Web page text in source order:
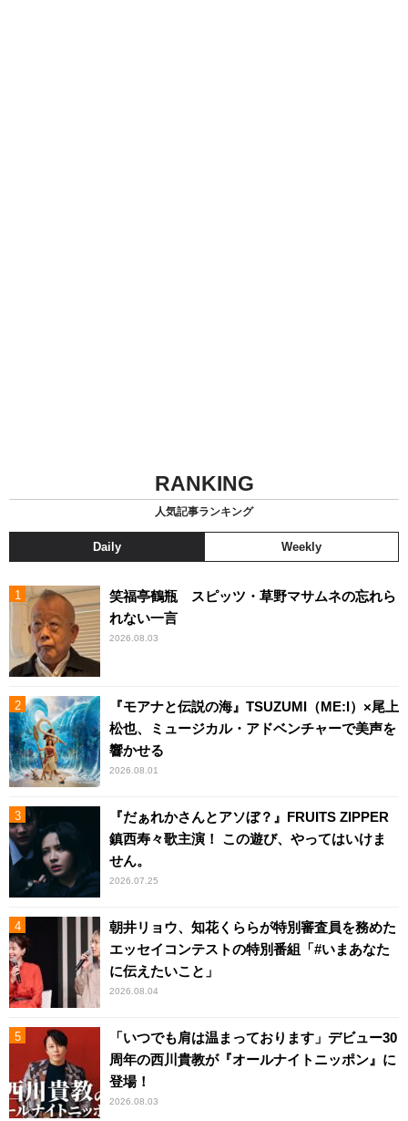
RANKING
人気記事ランキング
Daily Weekly
笑福亭鶴瓶 スピッツ・草野マサムネの忘れら
れない一言
2026.08.03
『モアナと伝説の海』TSUZUMI（ME:I）×尾上
松也、ミュージカル・アドベンチャーで美声を
響かせる
2026.08.01
『だぁれかさんとアソぼ？』FRUITS ZIPPER
鎮西寿々歌主演！ この遊び、やってはいけま
せん。
2026.07.25
朝井リョウ、知花くららが特別審査員を務めた
エッセイコンテストの特別番組「#いまあなた
に伝えたいこと」
2026.08.04
「いつでも肩は温まっております」デビュー30
周年の西川貴教が『オールナイトニッポン』に
登場！
2026.08.03